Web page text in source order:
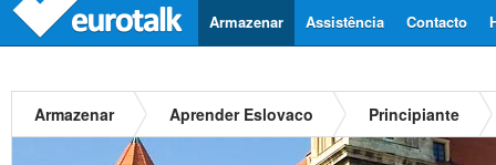
Contacto
Assistência
Armazenar
Armazenar Aprender Eslovaco Principiante